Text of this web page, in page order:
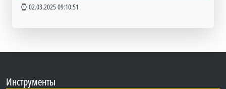
02.03.2025 09:10:51
Инструменты